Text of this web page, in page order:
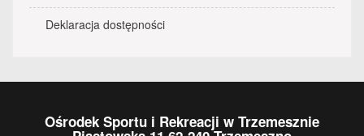
Deklaracja dostępności
Ośrodek Sportu i Rekreacji w Trzemesznie